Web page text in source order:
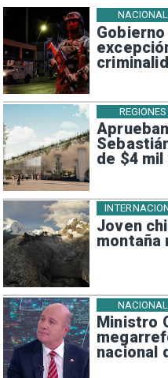
NACIONAL
de $4
REGIONES
Joven
montaña
Ministro
nacional
NACIONAL